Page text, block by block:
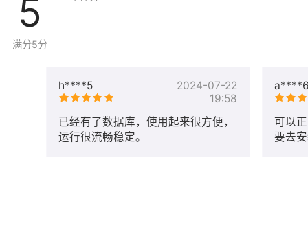
标，更加准确的检测系统内部的资源负载。详情参考：
https://help.aliyun.com/product/28572.html
（3）云助手：云助手是专为云服务器ECS打造的原生自动化运维
https://help.aliyun.com/document_detail/64601.html
上述插件不产生额外费用，请勿卸载或删除，否则可能影响控制台
操作和检测到安全风险。
5
满分5分
h****5
2024-07-22
19:58
已经有了数据库，使用起来很方便，
运行很流畅稳定。
可以
要去